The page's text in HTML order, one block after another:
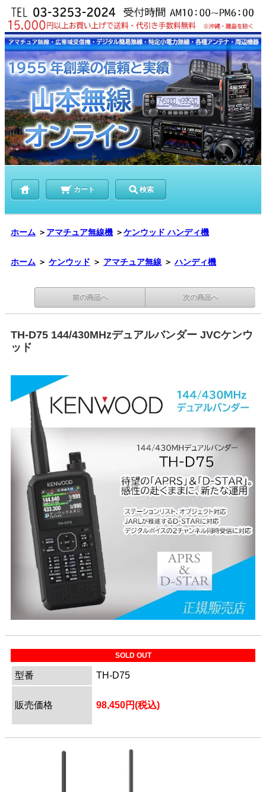
カート 検索
ホーム ＞ アマチュア無線機 ＞ケンウッド ハンディ機
ホーム ＞ ケンウッド ＞ アマチュア無線 ＞ ハンディ機
前の商品へ 次の商品へ
TH-D75 144/430MHzデュアルバンダー JVCケンウ
ッド
SOLD OUT
型番 TH-D75
販売価格 98,450円(税込)